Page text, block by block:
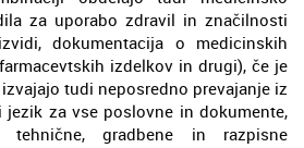
za uporabo zdravil in značilnosti
dokumentacija o medicinskih
izdelkov in drugi), če je
tudi neposredno prevajanje iz
jezik za vse poslovne in dokumente,
gradbene in razpisne